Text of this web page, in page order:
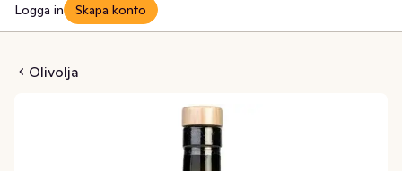
Logga in Skapa konto
Olivolja
Extra Virgin EKO